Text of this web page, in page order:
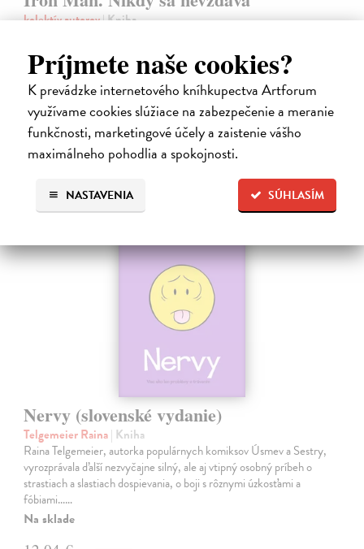
Príjmete naše cookies?
K prevádzke internetového kníhkupectva Artforum
využívame cookies slúžiace na zabezpečenie a meranie
funkčnosti, marketingové účely a zaistenie vášho
maximálneho pohodlia a spokojnosti.
SÚHLASÍM
NASTAVENIA
kolektív autorov| Kniha
bojovník Iron Man - má jediný cieľ: Urobiť zo sveta lepšie a
bezpečnejšie miesto. Aby to dosiahol, nebojí sa vydať ani do tých
najnebezpečnejších…
Na sklade
9,45 €
9,95 € ?
Nervy (slovenské vydanie)
Telgemeier Raina| Kniha
Raina Telgemeier, autorka populárnych komiksov Úsmev a Sestry,
vyrozprávala ďalší nezvyčajne silný, ale aj vtipný osobný príbeh o
strastiach a slastiach dospievania, o boji s rôznymi úzkosťami a
fóbiami...…
Na sklade